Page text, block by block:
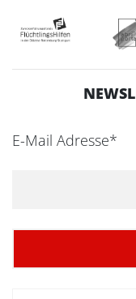
E-Mail Adresse*